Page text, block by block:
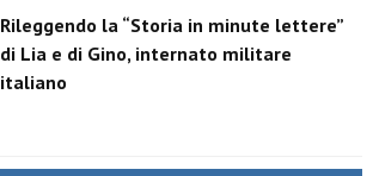
Rileggendo la “Storia in minute lettere”
di Lia e di Gino, internato militare
italiano